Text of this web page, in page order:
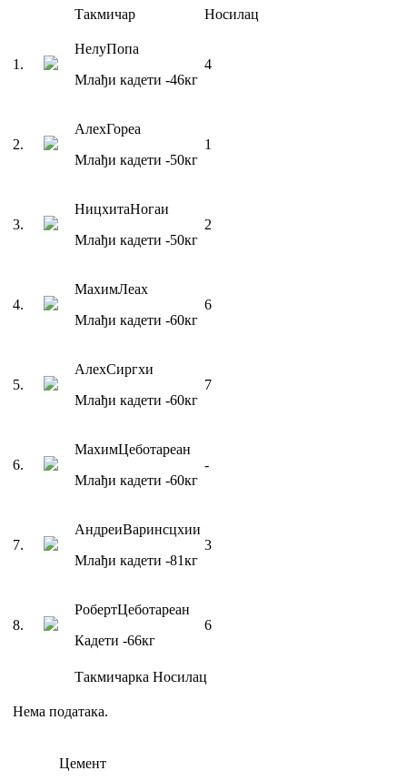
Такмичар Носилац
1 .
НелуПопа
Млађи кадети -46кг
4
2.
АлеxГореа
Млађи кадети -50кг
1
3.
НицхитаНогаи
Млађи кадети -50кг
2
4.
МаxимЛеах
Млађи кадети -60кг
6
5.
АлеxСиргхи
Млађи кадети -60кг
7
6.
МаxимЦеботареан
Млађи кадети -60кг
-
7.
АндреиВаринсцхии
Млађи кадети -81кг
3
8.
РобертЦеботареан
Кадети -66кг
6
Такмичарка Носилац
Нема података.
Цемент